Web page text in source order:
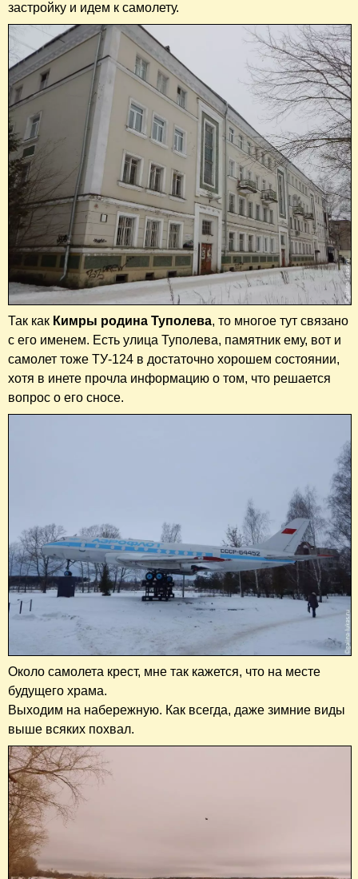
застройку и идем к самолету.
Так как Кимры родина Туполева, то многое тут связано
с его именем. Есть улица Туполева, памятник ему, вот и
самолет тоже ТУ-124 в достаточно хорошем состоянии,
хотя в инете прочла информацию о том, что решается
вопрос о его сносе.
Около самолета крест, мне так кажется, что на месте
будущего храма.
Выходим на набережную. Как всегда, даже зимние виды
выше всяких похвал.